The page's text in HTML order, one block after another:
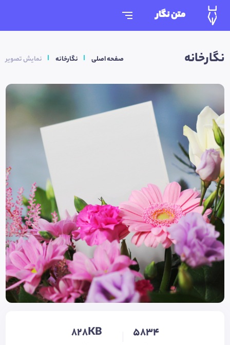
متن نگار
نگارخانه صفحه اصلی نگارخانه نمایش تصویر
5834
828KB